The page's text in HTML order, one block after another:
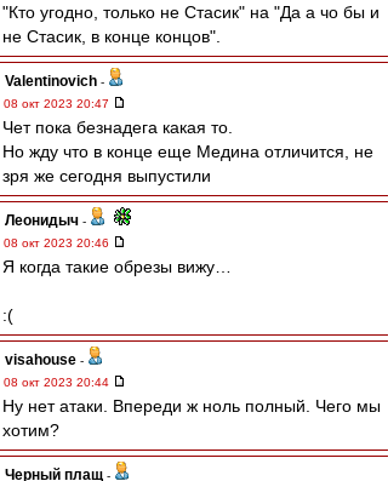
"Кто угодно, только не Стасик" на "Да а чо бы и
не Стасик, в конце концов".
Valentinovich -
08 окт 2023 20:47
Чет пока безнадега какая то.
Но жду что в конце еще Медина отличится, не
зря же сегодня выпустили
Леонидыч -
08 окт 2023 20:46
Я когда такие обрезы вижу…
:(
visahouse -
08 окт 2023 20:44
Ну нет атаки. Впереди ж ноль полный. Чего мы
хотим?
Черный плащ -